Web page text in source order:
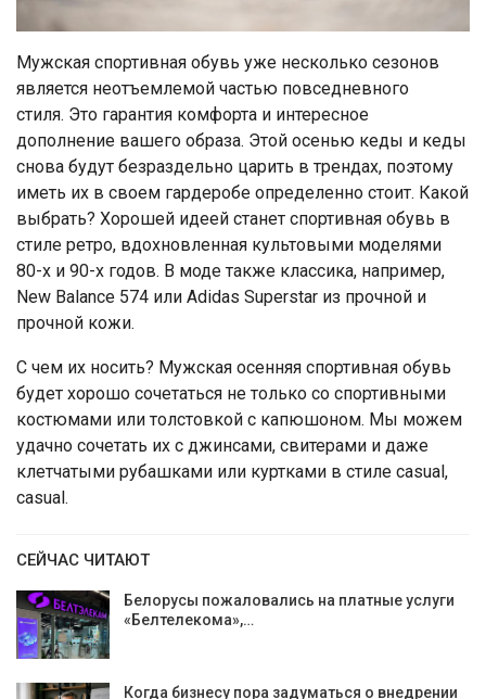
Мужская спортивная обувь уже несколько сезонов
является неотъемлемой частью повседневного
стиля. Это гарантия комфорта и интересное
дополнение вашего образа. Этой осенью кеды и кеды
снова будут безраздельно царить в трендах, поэтому
иметь их в своем гардеробе определенно стоит. Какой
выбрать? Хорошей идеей станет спортивная обувь в
стиле ретро, вдохновленная культовыми моделями
80-х и 90-х годов. В моде также классика, например,
New Balance 574 или Adidas Superstar из прочной и
прочной кожи.
С чем их носить? Мужская осенняя спортивная обувь
будет хорошо сочетаться не только со спортивными
костюмами или толстовкой с капюшоном. Мы можем
удачно сочетать их с джинсами, свитерами и даже
клетчатыми рубашками или куртками в стиле casual,
casual.
СЕЙЧАС ЧИТАЮТ
Белорусы пожаловались на платные услуги
«Белтелекома»,…
Когда бизнесу пора задуматься о внедрении